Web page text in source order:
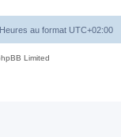
Heures au format UTC+02:00
Limited